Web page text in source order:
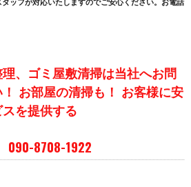
、ゴミ屋敷清掃は当社へお問
お部屋の清掃も！ お客様に安
を提供する
8708-1922